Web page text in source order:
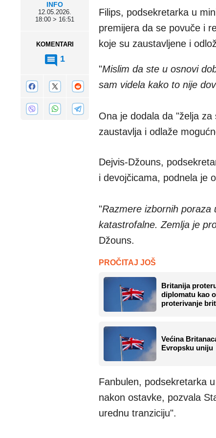
INFO
12.05.2026.
18:00 > 16:51
KOMENTARI
1
Filips, podsekretarka u
premijera da se povuče i
koje su zaustavljene i
"Mislim da ste u osnovi
sam videla kako to nije
Ona je dodala da "želja
zaustavlja i odlaže
Dejvis-Džouns,
i devojčicama, podnela je
"Razmere izbornih poraza
katastrofalne. Zemlja je
Džouns.
PROČITAJ JOŠ
Britanija
diplomatu kao
proterivanje
Većina
Evropsku uniju
Fanbulen, podsekretarka
nakon ostavke, pozvala
urednu tranziciju".